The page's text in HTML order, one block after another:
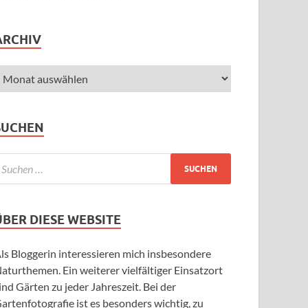
DIESE WEBSITE
Bloggerin interessieren mich insbesondere
Ein weiterer vielfältiger Einsatzort
Gärten zu jeder Jahreszeit. Bei der
ist es besonders wichtig, zu